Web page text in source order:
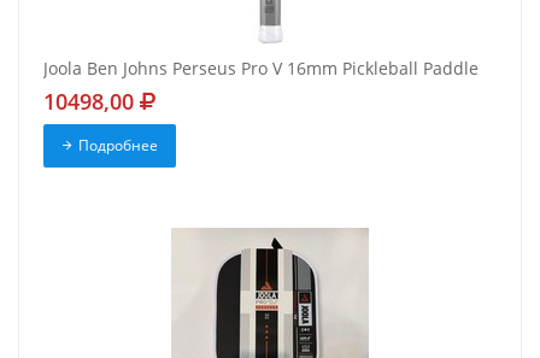
Joola Ben Johns Perseus Pro V 16mm Pickleball Paddle
10498,00
Подробнее